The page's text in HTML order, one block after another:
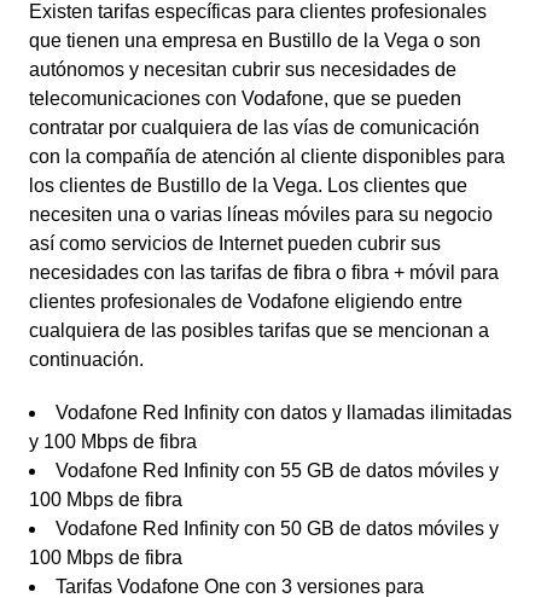
Existen tarifas específicas para clientes profesionales
que tienen una empresa en Bustillo de la Vega o son
autónomos y necesitan cubrir sus necesidades de
telecomunicaciones con Vodafone, que se pueden
contratar por cualquiera de las vías de comunicación
con la compañía de atención al cliente disponibles para
los clientes de Bustillo de la Vega. Los clientes que
necesiten una o varias líneas móviles para su negocio
así como servicios de Internet pueden cubrir sus
necesidades con las tarifas de fibra o fibra + móvil para
clientes profesionales de Vodafone eligiendo entre
cualquiera de las posibles tarifas que se mencionan a
continuación.
Vodafone Red Infinity con datos y llamadas ilimitadas
y 100 Mbps de fibra
Vodafone Red Infinity con 55 GB de datos móviles y
100 Mbps de fibra
Vodafone Red Infinity con 50 GB de datos móviles y
100 Mbps de fibra
Tarifas Vodafone One con 3 versiones para